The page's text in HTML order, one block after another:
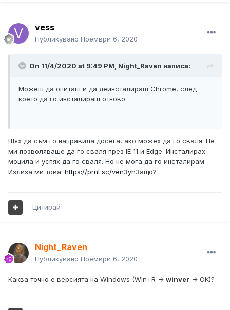
vess
Публикувано Ноември 6, 2020
On 11/4/2020 at 9:49 PM, Night_Raven написа:
Можеш да опиташ и да деинсталираш Chrome, след
което да го инсталираш отново.
Щях да съм го направила досега, ако можех да го сваля. Не
ми позволяваше да го сваля през IE 11 и Edge. Инсталирах
моцила и успях да го сваля. Но не мога да го инсталирам.
Излиза ми това: https://prnt.sc/ven3yhЗащо?
Цитирай
Night_Raven
Публикувано Ноември 6, 2020
Каква точно е версията на Windows (Win+R -> winver -> OK)?